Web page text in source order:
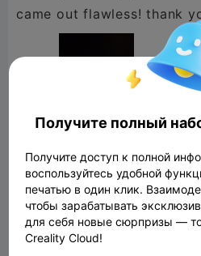
came out flawless! thank
Articulated Tarantula
43.50MB
Получите полный
Получите доступ к полной
воспользуйтесь удобной
печатью в один клик.
чтобы зарабатывать
для себя новые сюрпризы —
Creality Cloud!